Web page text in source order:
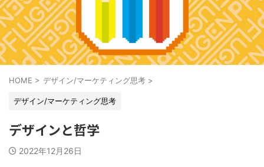
HOME > デザイン/マーケティング思考 >
デザイン/マーケティング思考
デザインと哲学
2022年12月26日